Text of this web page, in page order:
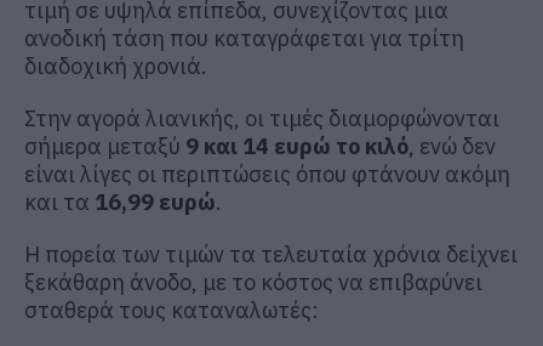
τιμή σε υψηλά επίπεδα, συνεχίζοντας μια
ανοδική τάση που καταγράφεται για τρίτη
διαδοχική χρονιά.
Στην αγορά λιανικής, οι τιμές διαμορφώνονται
σήμερα μεταξύ 9 και 14 ευρώ το κιλό, ενώ δεν
είναι λίγες οι περιπτώσεις όπου φτάνουν ακόμη
και τα 16,99 ευρώ.
Η πορεία των τιμών τα τελευταία χρόνια δείχνει
ξεκάθαρη άνοδο, με το κόστος να επιβαρύνει
σταθερά τους καταναλωτές: